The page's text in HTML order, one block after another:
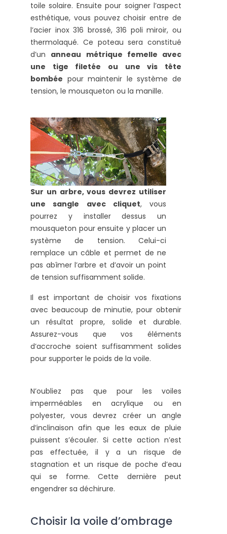
toile solaire. Ensuite pour soigner l’aspect
esthétique, vous pouvez choisir entre de
l’acier inox 316 brossé, 316 poli miroir, ou
thermolaqué. Ce poteau sera constitué
d’un anneau métrique femelle avec
une tige filetée ou une vis tête
bombée pour maintenir le système de
tension, le mousqueton ou la manille.
Sur un arbre, vous devrez utiliser
une sangle avec cliquet, vous
pourrez y installer dessus un
mousqueton pour ensuite y placer un
système de tension. Celui-ci
remplace un câble et permet de ne
pas abîmer l’arbre et d’avoir un point
de tension suffisamment solide.
Il est important de choisir vos fixations
avec beaucoup de minutie, pour obtenir
un résultat propre, solide et durable.
Assurez-vous que vos éléments
d’accroche soient suffisamment solides
pour supporter le poids de la voile.
N’oubliez pas que pour les voiles
imperméables en acrylique ou en
polyester, vous devrez créer un angle
d’inclinaison afin que les eaux de pluie
puissent s’écouler. Si cette action n’est
pas effectuée, il y a un risque de
stagnation et un risque de poche d’eau
qui se forme. Cette dernière peut
engendrer sa déchirure.
Choisir la voile d’ombrage